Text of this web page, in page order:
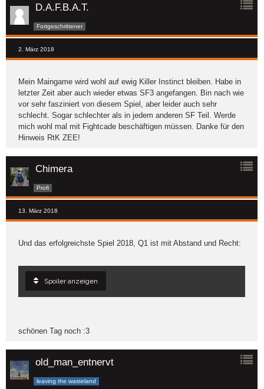
D.A.F.B.A.T.
Fortgeschrittener
2. März 2018
Mein Maingame wird wohl auf ewig Killer Instinct bleiben. Habe in
letzter Zeit aber auch wieder etwas SF3 angefangen. Bin nach wie
vor sehr fasziniert von diesem Spiel, aber leider auch sehr
schlecht. Sogar schlechter als in jedem anderen SF Teil. Werde
mich wohl mal mit Fightcade beschäftigen müssen. Danke für den
Hinweis RtK ZEE!
Chimera
Profi
13. März 2018
Und das erfolgreichste Spiel 2018, Q1 ist mit Abstand und Recht:
Spoiler anzeigen
schönen Tag noch :3
old_man_entnervt
leaving the wasteland